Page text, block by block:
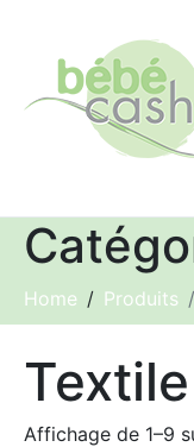
Home Produits
Textile
Affichage de 1–9